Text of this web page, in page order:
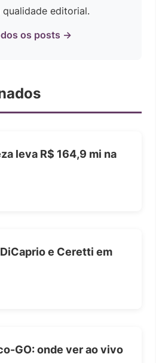
qualidade editorial.
os posts →
leva R$ 164,9 mi na
e Ceretti em
GO: onde ver ao vivo